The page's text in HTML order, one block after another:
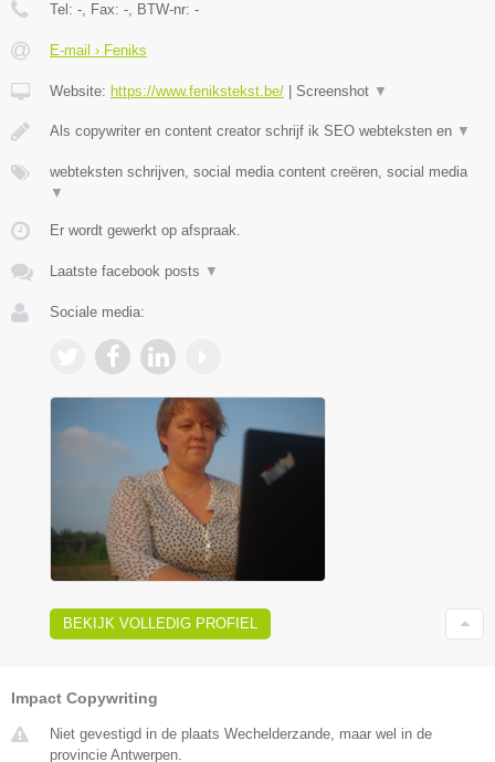
Tel: -, Fax: -, BTW-nr: -
E-mail › Feniks
Website: https://www.fenikstekst.be/ Screenshot ▼
Als copywriter en content creator schrijf ik SEO webteksten en ▼
webteksten schrijven, social media content creëren, social media
▼
Er wordt gewerkt op afspraak.
Laatste facebook posts ▼
Sociale media:
BEKIJK VOLLEDIG PROFIEL
Impact Copywriting
Niet gevestigd in de plaats Wechelderzande, maar wel in de
provincie Antwerpen.